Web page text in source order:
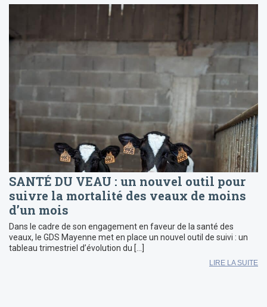
SANTÉ DU VEAU : un nouvel outil pour
suivre la mortalité des veaux de moins
d’un mois
Dans le cadre de son engagement en faveur de la santé des
veaux, le GDS Mayenne met en place un nouvel outil de suivi : un
tableau trimestriel d’évolution du […]
LIRE LA SUITE